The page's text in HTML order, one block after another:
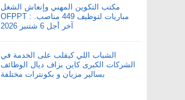
مكتب التكوين المهني وإنعاش الشغل
OFPPT : مباريات لتوظيف 449 مناصب.
آخر أجل 6 شتنبر 2026
الشباب اللي كيقلب على الخدمة في
الشركات الكبرى كاين بزاف ديال الوظائف
بسالير مزيان و بكونترات مختلفة